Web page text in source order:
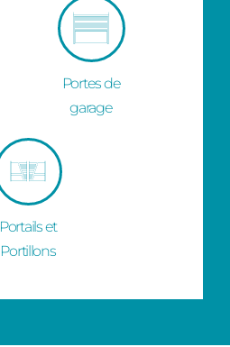
Portes de
garage
Portails et
Portillons